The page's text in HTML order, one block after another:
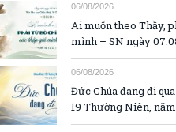
06/08/2026
Ai muốn theo Thầy,
mình – SN ngày
06/08/2026
Đức Chúa đang đi
19 Thường Niên,